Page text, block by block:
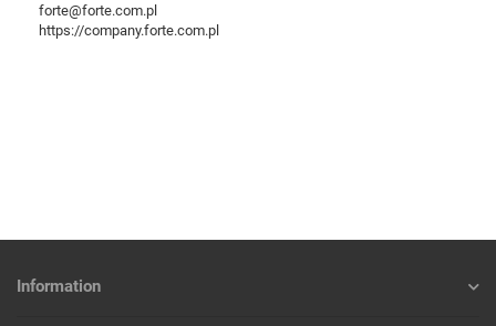
forte@forte.com.pl
https://company.forte.com.pl
Information